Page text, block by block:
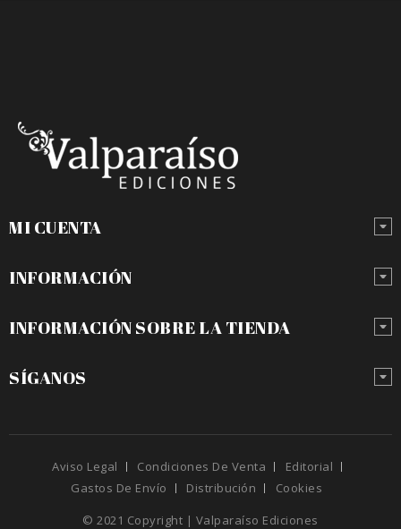
MI CUENTA
INFORMACIÓN
INFORMACIÓN SOBRE LA TIENDA
SÍGANOS
Aviso Legal Condiciones De Venta
Editorial
Gastos De Envío
Distribución
Cookies
© 2021 Copyright | Valparaíso Ediciones